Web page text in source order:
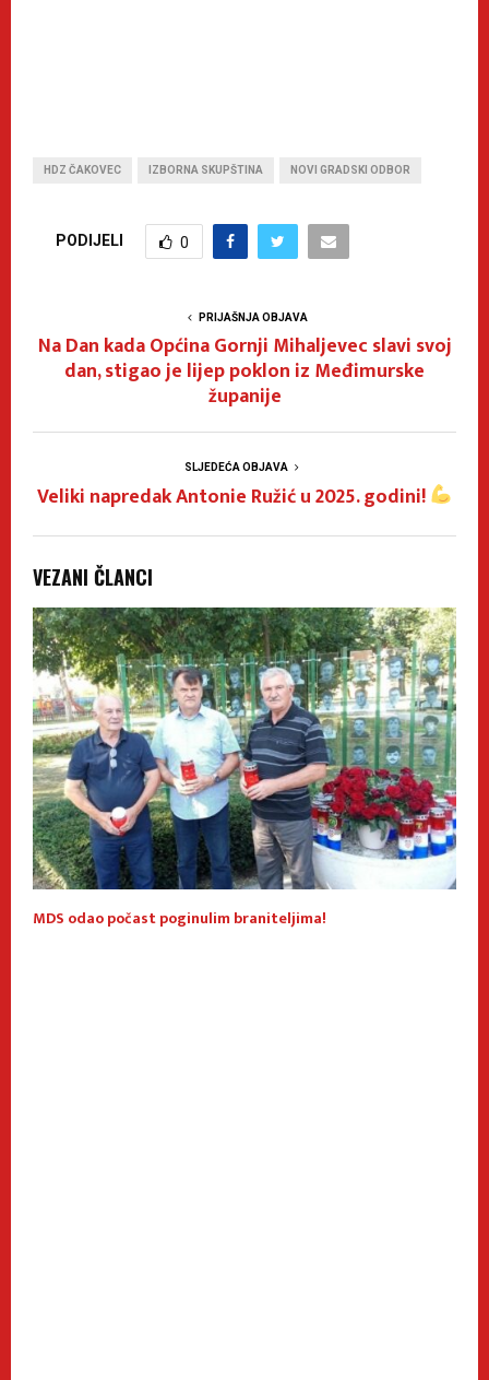
HDZ ČAKOVEC IZBORNA SKUPŠTINA NOVI GRADSKI ODBOR
PODIJELI 0
PRIJAŠNJA OBJAVA
Na Dan kada Općina Gornji Mihaljevec slavi svoj
dan, stigao je lijep poklon iz Međimurske
županije
SLJEDEĆA OBJAVA
Veliki napredak Antonie Ružić u 2025. godini!
VEZANI ČLANCI
MDS odao počast poginulim braniteljima!